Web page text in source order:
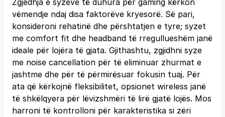
Zgjedhja e syzeve të duhura për gaming kërkon
vëmendje ndaj disa faktorëve kryesorë. Së pari,
konsideroni rehatinë dhe përshtatjen e tyre; syzet
me comfort fit dhe headband të rregullueshëm janë
ideale për lojëra të gjata. Gjithashtu, zgjidhni syze
me noise cancellation për të eliminuar zhurmat e
jashtme dhe për të përmirësuar fokusin tuaj. Për
ata që kërkojnë fleksibilitet, opsionet wireless janë
të shkëlqyera për lëvizshmëri të lirë gjatë lojës. Mos
harroni të kontrolloni për karakteristika si zëri